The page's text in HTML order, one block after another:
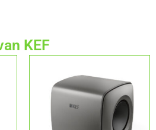
KEF
product
heeft
meerdere
variaties.